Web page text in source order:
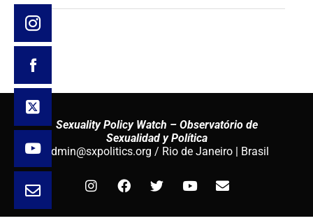
Sexuality Policy Watch – Observatório de
Sexualidad y Política
admin@sxpolitics.org / Rio de Janeiro | Brasil